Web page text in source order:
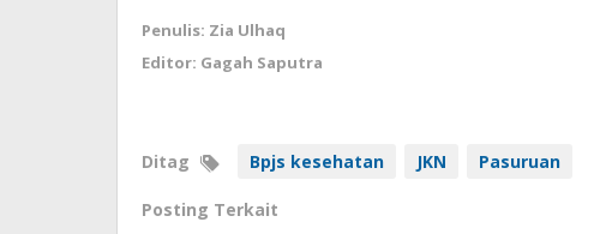
Penulis: Zia Ulhaq
Editor: Gagah Saputra
Ditag Bpjs kesehatan JKN Pasuruan
Posting Terkait